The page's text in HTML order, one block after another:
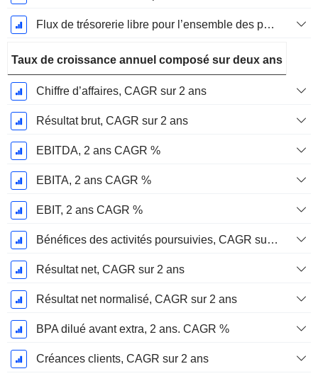
Flux de trésorerie libre pour l’ensemble des pourvoyeurs de fonds (créanciers et actionnaires) FCFF, Croissance 1 an
Taux de croissance annuel composé sur deux ans
Chiffre d’affaires, CAGR sur 2 ans
Résultat brut, CAGR sur 2 ans
EBITDA, 2 ans CAGR %
EBITA, 2 ans CAGR %
EBIT, 2 ans CAGR %
Bénéfices des activités poursuivies, CAGR sur 2 ans
Résultat net, CAGR sur 2 ans
Résultat net normalisé, CAGR sur 2 ans
BPA dilué avant extra, 2 ans. CAGR %
Créances clients, CAGR sur 2 ans